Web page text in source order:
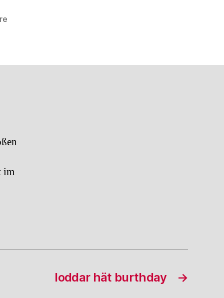
zu
im
im
→
loddar hät burthday